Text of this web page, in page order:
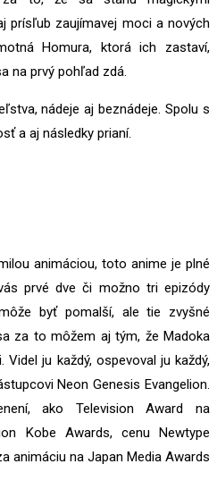
prísľub zaujímavej moci a nových
Homura, ktorá ich zastaví,
na prvý pohľad zdá.
nádeje aj beznádeje. Spolu s
a aj následky prianí.
animáciou, toto anime je plné
prvé dve či možno tri epizódy
byť pomalší, ale tie zvyšné
za to môžem aj tým, že Madoka
ju každý, ospevoval ju každý,
Neon Genesis Evangelion.
ako Television Award na
Kobe Awards, cenu Newtype
animáciu na Japan Media Awards